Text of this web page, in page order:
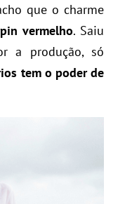
que o charme
vermelho. Saiu
a produção, só
tem o poder de